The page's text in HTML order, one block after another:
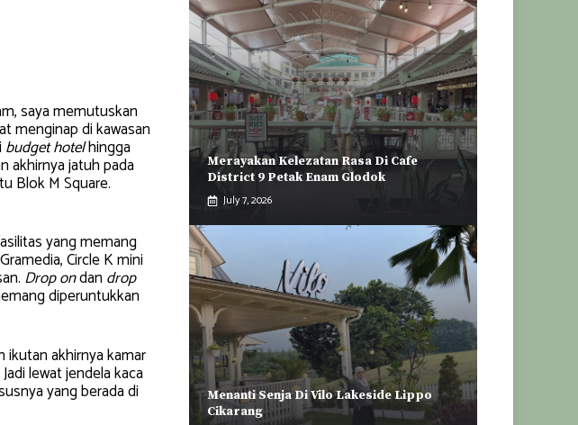
saya memutuskan
menginap di kawasan
budget hotelhingga
akhirnya jatuh pada
Blok M Square.
yang memang
Circle K mini
Drop ondan drop
diperuntukkan
ikutan akhirnya kamar
lewat jendela kaca
yang berada di
Merayakan Kelezatan Rasa Di Cafe
District 9 Petak Enam Glodok
July 7, 2026
Menanti Senja Di Vilo Lakeside Lippo
Cikarang